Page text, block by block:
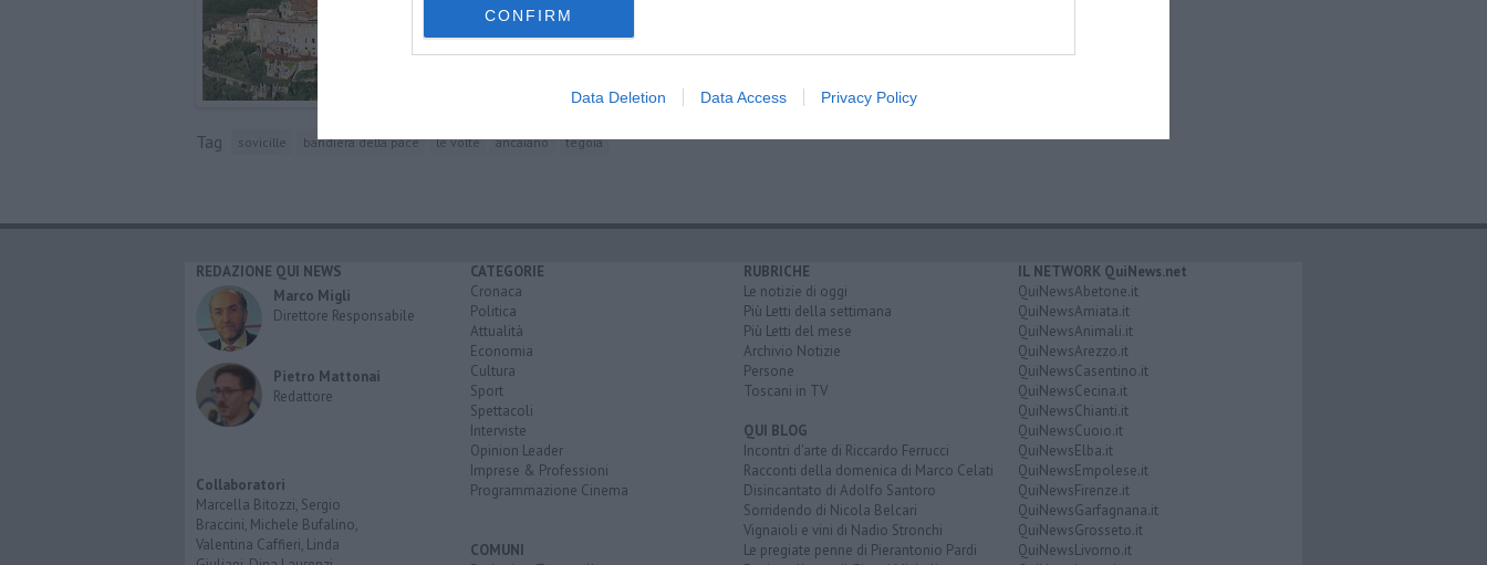
CONFIRM
Data Deletion Data Access Privacy Policy
Tag sovicille bandiera della pace le volte ancaiano tegoia
REDAZIONE QUI NEWS
Marco Migli
Direttore Responsabile
Pietro Mattonai
Redattore
Collaboratori
Marcella Bitozzi, Sergio
Braccini, Michele Bufalino,
Valentina Caffieri, Linda
CATEGORIE
Cronaca
Politica
Attualità
Economia
Cultura
Sport
Spettacoli
Interviste
Opinion Leader
Imprese & Professioni
Programmazione Cinema
COMUNI
RUBRICHE
Le notizie di oggi
Più Letti della settimana
Più Letti del mese
Archivio Notizie
Persone
Toscani in TV
QUI BLOG
Incontri d'arte di Riccardo Ferrucci
Racconti della domenica di Marco Celati
Disincantato di Adolfo Santoro
Sorridendo di Nicola Belcari
Vignaioli e vini di Nadio Stronchi
Le pregiate penne di Pierantonio Pardi
IL NETWORK QuiNews.net
QuiNewsAbetone.it
QuiNewsAmiata.it
QuiNewsAnimali.it
QuiNewsArezzo.it
QuiNewsCasentino.it
QuiNewsCecina.it
QuiNewsChianti.it
QuiNewsCuoio.it
QuiNewsElba.it
QuiNewsEmpolese.it
QuiNewsFirenze.it
QuiNewsGarfagnana.it
QuiNewsGrosseto.it
QuiNewsLivorno.it